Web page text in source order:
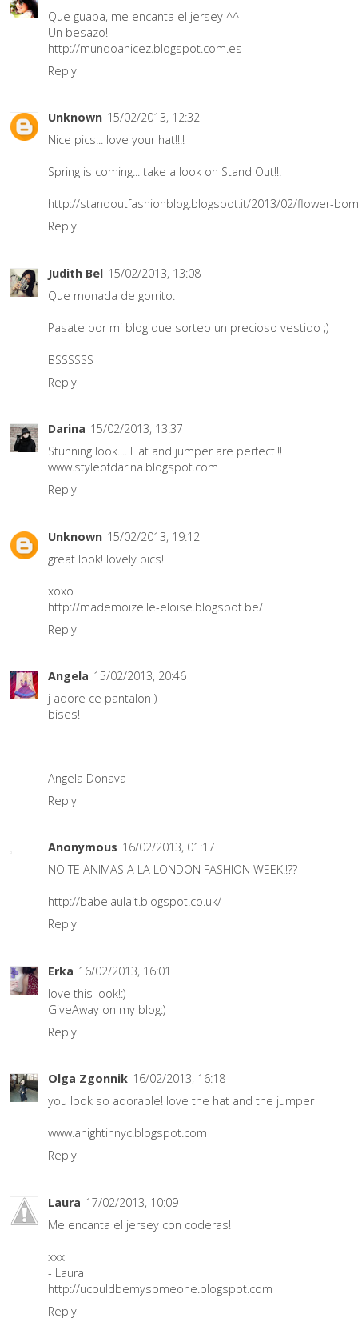
Que guapa, me encanta el jersey ^^
Un besazo!
http://mundoanicez.blogspot.com.es
Reply
Unknown 15/02/2013, 12:32
Nice pics... love your hat!!!!
Spring is coming... take a look on Stand Out!!!
http://standoutfashionblog.blogspot.it/2013/02/flower-
Reply
Judith Bel 15/02/2013, 13:08
Que monada de gorrito.
Pasate por mi blog que sorteo un precioso vestido ;)
BSSSSSS
Reply
Darina 15/02/2013, 13:37
Stunning look.... Hat and jumper are perfect!!!
www.styleofdarina.blogspot.com
Reply
Unknown 15/02/2013, 19:12
great look! lovely pics!
xoxo
http://mademoizelle-eloise.blogspot.be/
Reply
Angela 15/02/2013, 20:46
j adore ce pantalon )
bises!
Angela Donava
Reply
Anonymous 16/02/2013, 01:17
NO TE ANIMAS A LA LONDON FASHION WEEK!!??
http://babelaulait.blogspot.co.uk/
Reply
Erka 16/02/2013, 16:01
love this look!:)
GiveAway on my blog:)
Reply
Olga Zgonnik 16/02/2013, 16:18
you look so adorable! love the hat and the jumper
www.anightinnyc.blogspot.com
Reply
Laura 17/02/2013, 10:09
Me encanta el jersey con coderas!
xxx
- Laura
http://ucouldbemysomeone.blogspot.com
Reply